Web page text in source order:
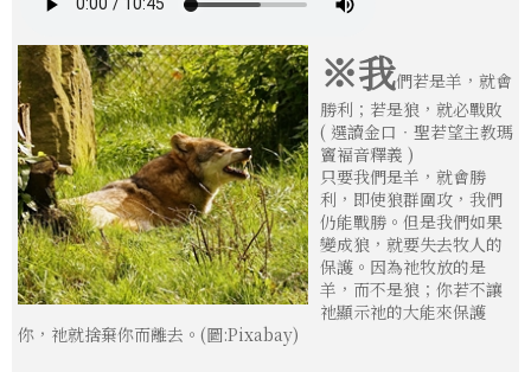
※我們若是羊，就會
勝利；若是狼，就必戰敗
( 選讀金口‧聖若望主教瑪
竇褔音釋義 )
只要我們是羊，就會勝
利，即使狼群圍攻，我們
仍能戰勝。但是我們如果
變成狼，就要失去牧人的
保護。因為祂牧放的是
羊，而不是狼；你若不讓
祂顯示祂的大能來保護
你，祂就捨棄你而離去。(圖:Pixabay)